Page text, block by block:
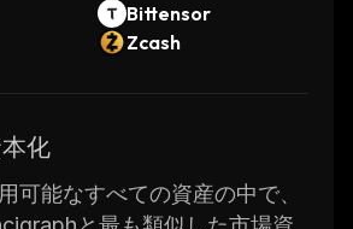
Bittensor
Zcash
化
可能なすべての資産の中で、